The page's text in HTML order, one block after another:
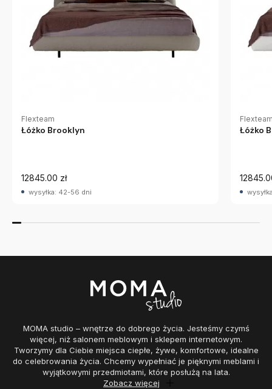
Flexteam
Łóżko Brooklyn
12845.00 zł
wysyłka: 42-56 dni
Łóżko
MOMA studio – wnętrze do dobrego życia. Jesteśmy czymś
więcej, niż salonem meblowym i sklepem internetowym.
Tworzymy dla Ciebie miejsca ciepłe, żywe, komfortowe, idealne
do celebrowania życia. Chcemy wypełniać je pięknymi meblami i
wyjątkowymi przedmiotami, które posłużą na lata.
Zobacz więcej